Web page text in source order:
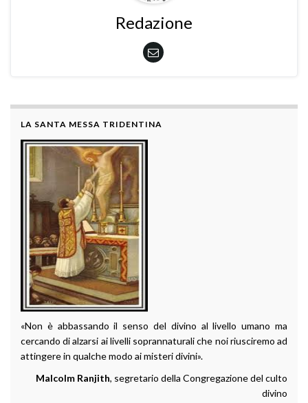
Redazione
LA SANTA MESSA TRIDENTINA
«Non è abbassando il senso del divino al livello umano ma
cercando di alzarsi ai livelli soprannaturali che noi riusciremo ad
attingere in qualche modo ai misteri divini».
Malcolm Ranjith, segretario della Congregazione del culto
divino